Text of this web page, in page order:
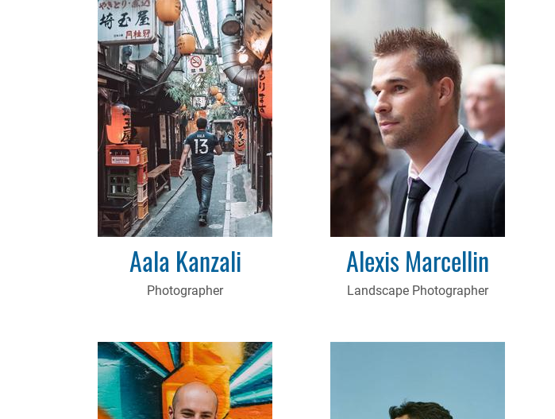
Aala Kanzali
Photographer
Alexis Marcellin
Landscape Photographer